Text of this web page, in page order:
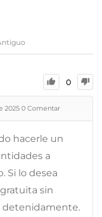
0
2025 0 Comentar
hacerle un
a
Si lo desea
sin
detenidamente.